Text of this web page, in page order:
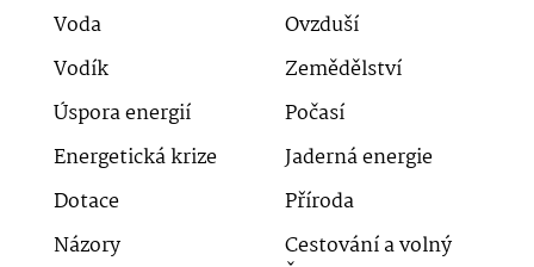
Voda
Ovzduší
Vodík
Zemědělství
Úspora energií
Počasí
Energetická krize
Jaderná energie
Dotace
Příroda
Názory
Cestování a volný